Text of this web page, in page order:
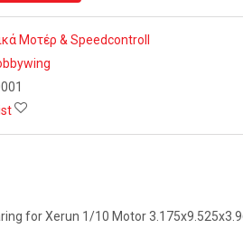
Μοτέρ & Speedcontroll
for Xerun 1/10 Motor